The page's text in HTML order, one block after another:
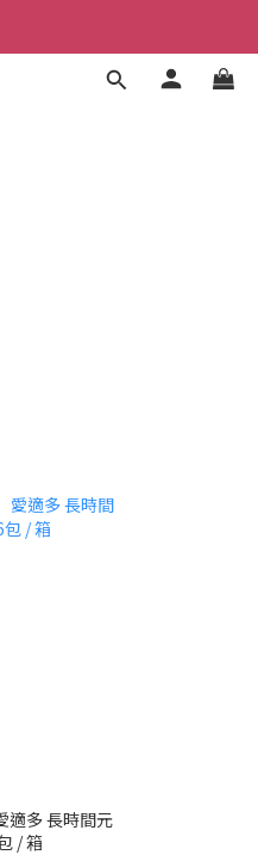
適多 長時間元
/ L ) 6包 / 箱